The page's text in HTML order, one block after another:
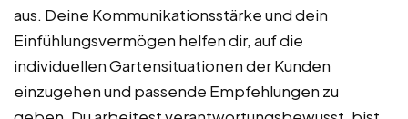
aus. Deine Kommunikationsstärke und dein
Einfühlungsvermögen helfen dir, auf die
individuellen Gartensituationen der Kunden
einzugehen und passende Empfehlungen zu